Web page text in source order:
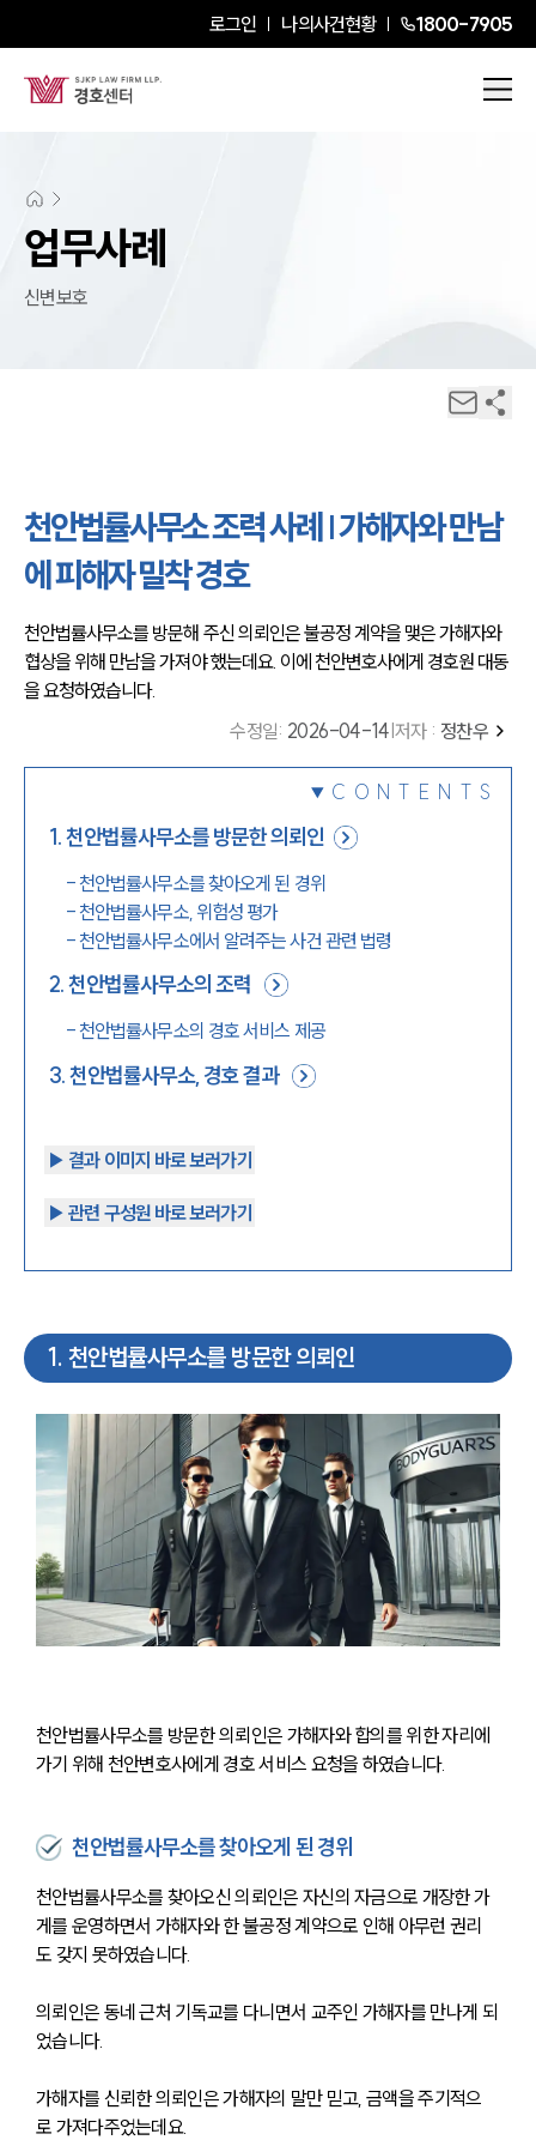
로그인 나의사건현황 1800-7905
업무사례
신변보호
천안법률사무소 조력 사례 | 가해자와 만남
에 피해자 밀착 경호
천안법률사무소를 방문해 주신 의뢰인은 불공정 계약을 맺은 가해자와
협상을 위해 만남을 가져야 했는데요. 이에 천안변호사에게 경호원 대동
을 요청하였습니다.
수정일: 2026-04-14 |저자 : 정찬우
CONTENTS
1.천안법률사무소를 방문한 의뢰인
- 천안법률사무소를 찾아오게 된 경위
- 천안법률사무소, 위험성 평가
- 천안법률사무소에서 알려주는 사건 관련 법령
2.천안법률사무소의 조력
- 천안법률사무소의 경호 서비스 제공
3.천안법률사무소, 경호 결과
▶︎ 결과 이미지 바로 보러가기
▶︎ 관련 구성원 바로 보러가기
1 . 천안법률사무소를 방문한 의뢰인
천안법률사무소를 방문한 의뢰인은 가해자와 합의를 위한 자리에
가기 위해 천안변호사에게 경호 서비스 요청을 하였습니다.
천안법률사무소를 찾아오게 된 경위
천안법률사무소를 찾아오신 의뢰인은 자신의 자금으로 개장한 가
게를 운영하면서 가해자와 한 불공정 계약으로 인해 아무런 권리
도 갖지 못하였습니다.
의뢰인은 동네 근처 기독교를 다니면서 교주인 가해자를 만나게 되
었습니다.
가해자를 신뢰한 의뢰인은 가해자의 말만 믿고, 금액을 주기적으
로 가져다주었는데요.